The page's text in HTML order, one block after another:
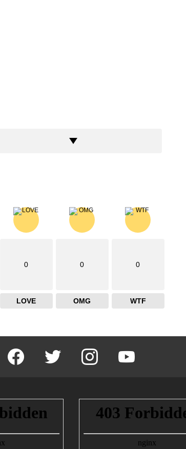
0
LOVE
0
OMG
0
WTF
facebook twitter instagram youtube